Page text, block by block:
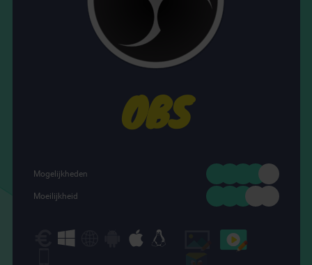
OBS
Mogelijkheden
Moeilijkheid